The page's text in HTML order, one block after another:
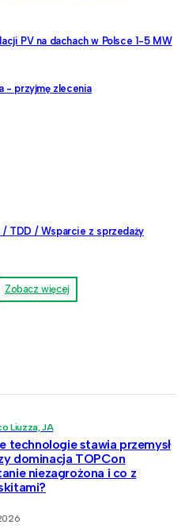
PV na dachach w Polsce 1-5 MW
- przyjmę zlecenia
TDD / Wsparcie z sprzedaży
Zobacz więcej
Liuzza, JA
technologie stawia przemysł
dominacja TOPCon
niezagrożona i co z